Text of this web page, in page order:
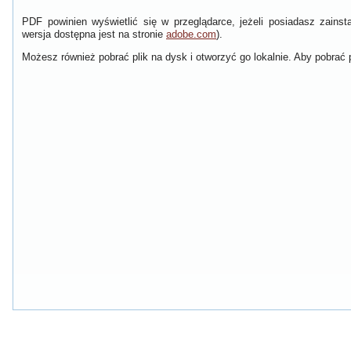
PDF powinien wyświetlić się w przeglądarce, jeżeli posiadasz
wersja dostępna jest na stronie adobe.com).
Możesz również pobrać plik na dysk i otworzyć go lokalnie. Aby